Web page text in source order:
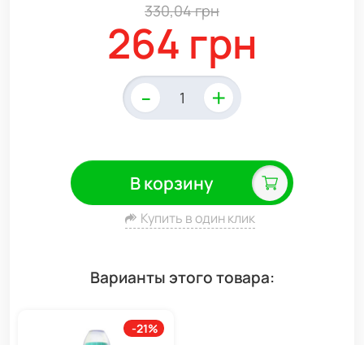
330,04 грн
264 грн
- +
В корзину
Купить в один клик
Варианты этого товара:
-21%